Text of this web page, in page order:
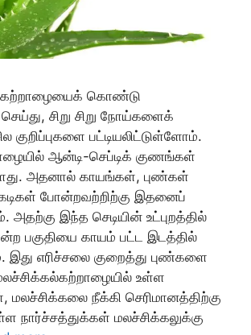
கற்றாழையைக் கொண்டு
சிறு சிறு நோய்களைக்
குறிப்புகளை பட்டியலிட்டுள்ளோம்.
ஆன்டி-செப்டிக் குணங்கள்
அதனால் காயங்கள், புண்கள்
கடிகள் போன்றவற்றிற்கு இதனைப்
அதற்கு இந்த செடியின் உட்புறத்தில்
பகுதியை காயம் பட்ட இடத்தில்
எரிச்சலை குறைத்து புண்களை
உள்ள
மலச்சிக்கலை நீக்கி செரிமானத்திற்கு
நார்ச்சத்துக்கள் மலச்சிக்கலுக்கு